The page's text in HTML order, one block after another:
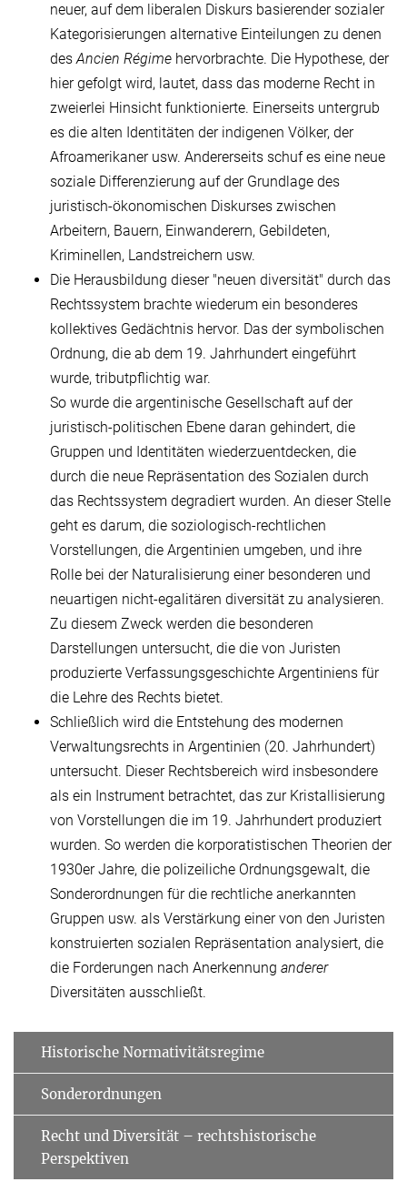
neuer, auf dem liberalen Diskurs basierender sozialer
Kategorisierungen alternative Einteilungen zu denen
desAncien Régime hervorbrachte. Die Hypothese, der
hier gefolgt wird, lautet, dass das moderne Recht in
zweierlei Hinsicht funktionierte. Einerseits untergrub
es die alten Identitäten der indigenen Völker, der
Afroamerikaner usw. Andererseits schuf es eine neue
soziale Differenzierung auf der Grundlage des
juristisch-ökonomischen Diskurses zwischen
Arbeitern, Bauern, Einwanderern, Gebildeten,
Kriminellen, Landstreichern usw.
Die Herausbildung dieser "neuen diversität" durch das
Rechtssystem brachte wiederum ein besonderes
kollektives Gedächtnis hervor. Das der symbolischen
Ordnung, die ab dem 19. Jahrhundert eingeführt
wurde, tributpflichtig war.
So wurde die argentinische Gesellschaft auf der
juristisch-politischen Ebene daran gehindert, die
Gruppen und Identitäten wiederzuentdecken, die
durch die neue Repräsentation des Sozialen durch
das Rechtssystem degradiert wurden. An dieser Stelle
geht es darum, die soziologisch-rechtlichen
Vorstellungen, die Argentinien umgeben, und ihre
Rolle bei der Naturalisierung einer besonderen und
neuartigen nicht-egalitären diversität zu analysieren.
Zu diesem Zweck werden die besonderen
Darstellungen untersucht, die die von Juristen
produzierte Verfassungsgeschichte Argentiniens für
die Lehre des Rechts bietet.
Schließlich wird die Entstehung des modernen
Verwaltungsrechts in Argentinien (20. Jahrhundert)
untersucht. Dieser Rechtsbereich wird insbesondere
als ein Instrument betrachtet, das zur Kristallisierung
von Vorstellungen die im 19. Jahrhundert produziert
wurden. So werden die korporatistischen Theorien der
1930er Jahre, die polizeiliche Ordnungsgewalt, die
Sonderordnungen für die rechtliche anerkannten
Gruppen usw. als Verstärkung einer von den Juristen
konstruierten sozialen Repräsentation analysiert, die
die Forderungen nach Anerkennung anderer
Diversitäten ausschließt.
Historische Normativitätsregime
Sonderordnungen
Recht und Diversität – rechtshistorische
Perspektiven